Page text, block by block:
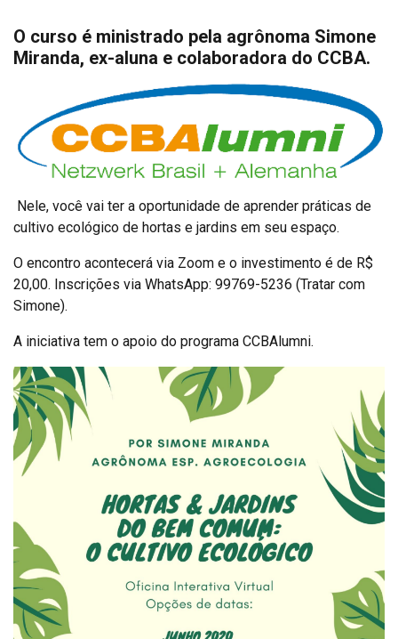
O curso é ministrado pela agrônoma Simone
Miranda, ex-aluna e colaboradora do CCBA.
Nele, você vai ter a oportunidade de aprender práticas de
cultivo ecológico de hortas e jardins em seu espaço.
O encontro acontecerá via Zoom e o investimento é de R$
20,00. Inscrições via WhatsApp: 99769-5236 (Tratar com
Simone).
A iniciativa tem o apoio do programa CCBAlumni.